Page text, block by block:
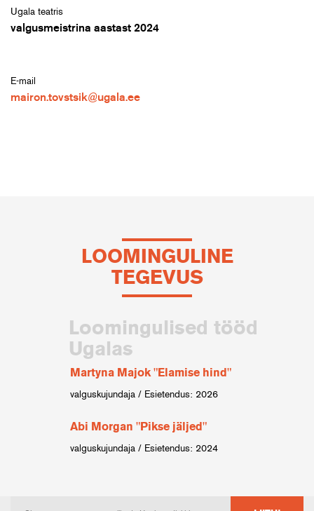
Ugala teatris
valgusmeistrina aastast 2024
E-mail
mairon.tovstsik@ugala.ee
LOOMINGULINE
TEGEVUS
Loomingulised tööd
Ugalas
Martyna Majok "Elamise hind"
valguskujundaja / Esietendus: 2026
Abi Morgan "Pikse jäljed"
valguskujundaja / Esietendus: 2024